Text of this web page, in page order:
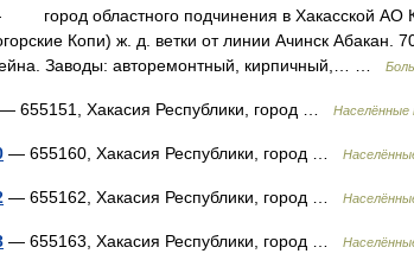
областного подчинения в Хакасской АО
Копи) ж. д. ветки от линии Ачинск Абакан.
Заводы: авторемонтный, кирпичный,… …
— 655151, Хакасия Республики, город … Населённые
— 655160, Хакасия Республики, город …
— 655162, Хакасия Республики, город …
— 655163, Хакасия Республики, город …